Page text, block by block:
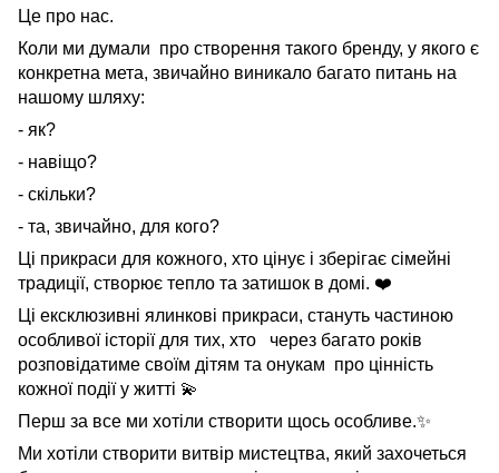
Це про нас.
Коли ми думали про створення такого бренду, у якого є
конкретна мета, звичайно виникало багато питань на
нашому шляху:
- як?
- навіщо?
- скільки?
- та, звичайно, для кого?
Ці прикраси для кожного, хто цінує і зберігає сімейні
традиції, створює тепло та затишок в домі. ❤️
Ці ексклюзивні ялинкові прикраси, стануть частиною
особливої історії для тих, хто через багато років
розповідатиме своїм дітям та онукам про цінність
кожної події у житті 💫
Перш за все ми хотіли створити щось особливе.✨
Ми хотіли створити витвір мистецтва, який захочеться